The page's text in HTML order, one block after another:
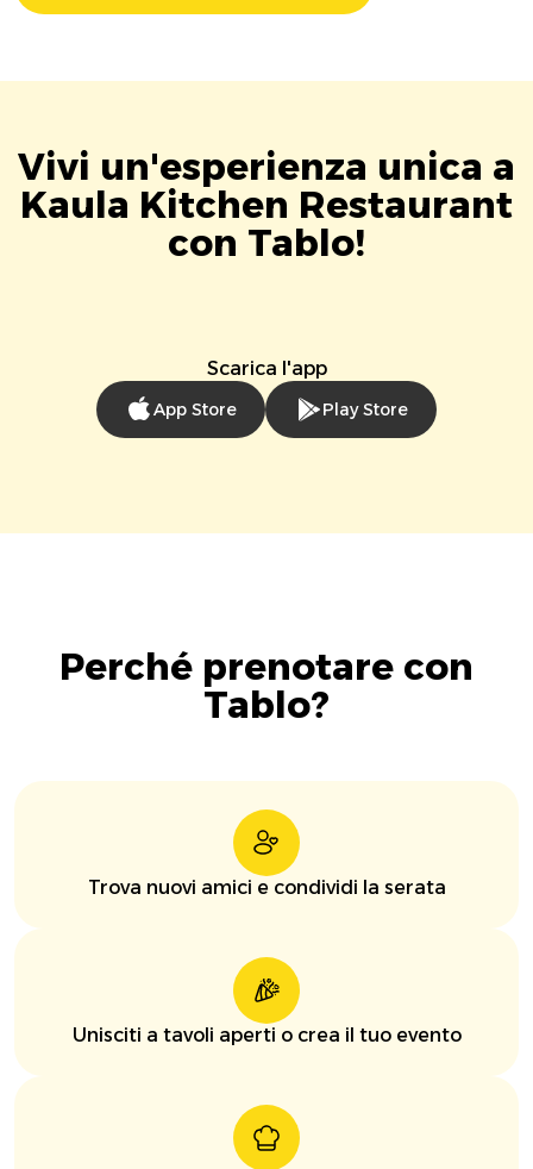
Vivi un'esperienza unica a
Kaula Kitchen Restaurant
con Tablo!
Scarica l'app
App Store Play Store
Perché prenotare con
Tablo?
Trova nuovi amici e condividi la serata
Unisciti a tavoli aperti o crea il tuo evento